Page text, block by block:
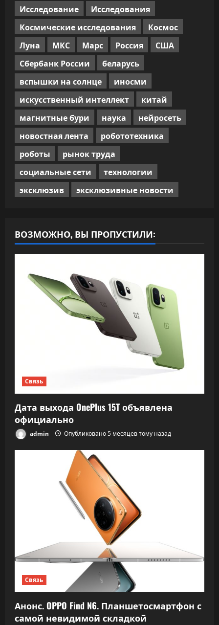
Исследование
Исследования
Космические исследования
Космос
Луна
МКС Марс Россия
США
Сбербанк России
беларусь
вспышки на солнце
иносми
искусственный интеллект
китай
магнитные бури
наука
нейросеть
новостная лента
робототехника
роботы
рынок труда
социальные сети
технологии
эксклюзив
эксклюзивные новости
ВОЗМОЖНО, ВЫ ПРОПУСТИЛИ:
Связь
Дата выхода OnePlus 15T объявлена
официально
admin Опубликовано 5 месяцев тому назад
Связь
Анонс. OPPO Find N6. Планшетосмартфон с
самой невидимой складкой